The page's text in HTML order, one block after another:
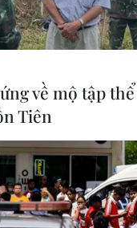
ma túy và theo đuổi
đồng chung
về mộ tập thể
Tiên